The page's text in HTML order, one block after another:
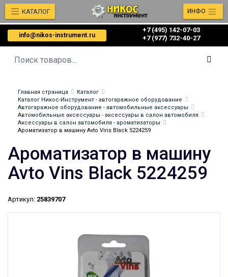
info@nikos-instrument.ru
+7 (495) 142-07-03
‎‎+7 (977) 732-40-27
КАТАЛОГ ИНФО
Главная страница
Каталог
Каталог Никос-Инструмент - автогаражное оборудование
Автогаражное оборудование - автомобильные аксессуары
Автомобильные аксессуары - аксессуары в салон автомобиля
Аксессуары в салон автомобиля - ароматизаторы
Ароматизатор в машину Avto Vins Black 5224259
Ароматизатор в машину
Avto Vins Black 5224259
Артикул: 25839707